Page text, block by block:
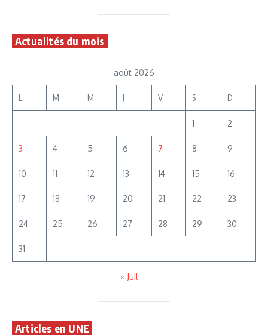
Actualités du mois
août 2026
L M M J V S D
1 2
3 4 5 6 7 8 9
10 11 12 13 14 15 16
17 18 19 20 21 22 23
24 25 26 27 28 29 30
31
« Juil
Articles en UNE